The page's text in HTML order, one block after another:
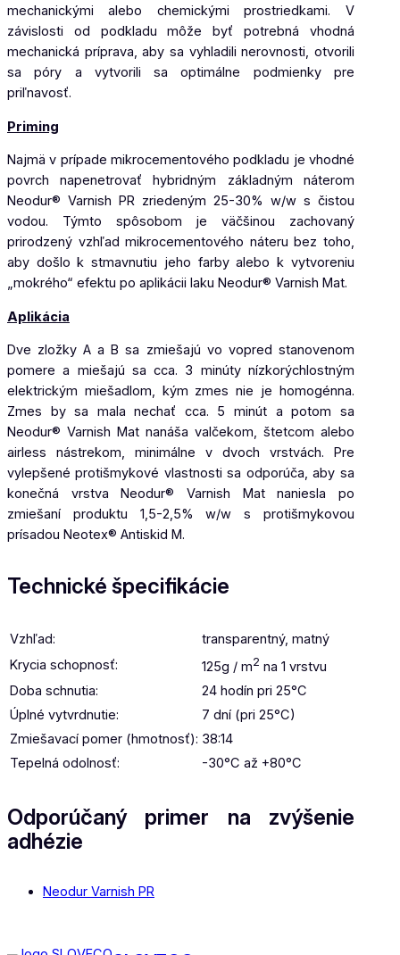
mechanickými alebo chemickými prostriedkami. V
závislosti od podkladu môže byť potrebná vhodná
mechanická príprava, aby sa vyhladili nerovnosti, otvorili
sa póry a vytvorili sa optimálne podmienky pre
priľnavosť.
Priming
Najmä v prípade mikrocementového podkladu je vhodné
povrch napenetrovať hybridným základným náterom
Neodur® Varnish PR zriedeným 25-30% w/w s čistou
vodou. Týmto spôsobom je väčšinou zachovaný
prirodzený vzhľad mikrocementového náteru bez toho,
aby došlo k stmavnutiu jeho farby alebo k vytvoreniu
„mokrého“ efektu po aplikácii laku Neodur® Varnish Mat.
Aplikácia
Dve zložky A a B sa zmiešajú vo vopred stanovenom
pomere a miešajú sa cca. 3 minúty nízkorýchlostným
elektrickým miešadlom, kým zmes nie je homogénna.
Zmes by sa mala nechať cca. 5 minút a potom sa
Neodur® Varnish Mat nanáša valčekom, štetcom alebo
airless nástrekom, minimálne v dvoch vrstvách. Pre
vylepšené protišmykové vlastnosti sa odporúča, aby sa
konečná vrstva Neodur® Varnish Mat naniesla po
zmiešaní produktu 1,5-2,5% w/w s protišmykovou
prísadou Neotex® Antiskid M.
Technické špecifikácie
Vzhľad:
transparentný, matný
Krycia schopnosť:
125g / m2 na 1 vrstvu
Doba schnutia:
24 hodín pri 25°C
Úplné vytvrdnutie:
7 dní (pri 25°C)
Zmiešavací pomer (hmotnosť): 38:14
Tepelná odolnosť:
-30°C až +80°C
Odporúčaný primer na zvýšenie
adhézie
Neodur Varnish PR